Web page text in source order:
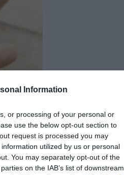
Information
or processing of your personal or
use the below opt-out section to
request is processed you may
utilized by us or personal
You may separately opt-out of the
on the IAB’s list of downstream
acum
în